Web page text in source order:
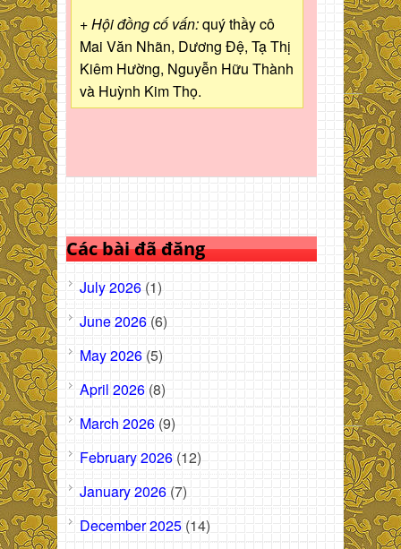
+ Hội đồng cố vấn:quý thầy cô
Mai Văn Nhãn, Dương Đệ, Tạ Thị
Kiêm Hường, Nguyễn Hữu Thành
và Huỳnh Kim Thọ.
Các bài đã đăng
July 2026 (1)
June 2026 (6)
May 2026 (5)
April 2026 (8)
March 2026 (9)
February 2026 (12)
January 2026 (7)
December 2025 (14)